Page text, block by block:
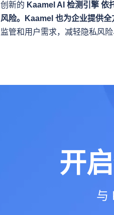
创新的 Kaamel AI 检测引擎 依
风险。Kaamel 也为企业提供全
监管和用户需求，减轻隐私风
开
与